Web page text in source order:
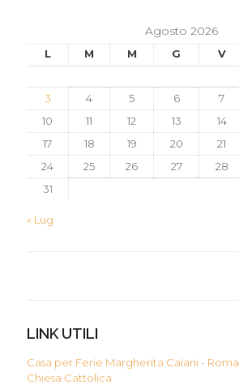
Agosto 2026
L M M G V
3
4 5 6 7
10
11 12 13 14
17
18 19 20 21
24
25 26 27 28
31
« Lug
LINK UTILI
Casa per Ferie Margherita Caiani - Roma
Chiesa Cattolica